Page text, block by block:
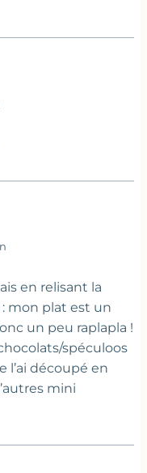
en relisant la
mon plat est un
un peu raplapla !
spéculoos
l’ai découpé en
mini